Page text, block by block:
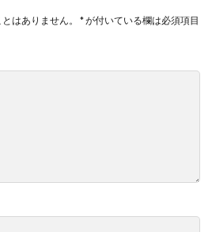
はありません。 *が付いている欄は必須項目